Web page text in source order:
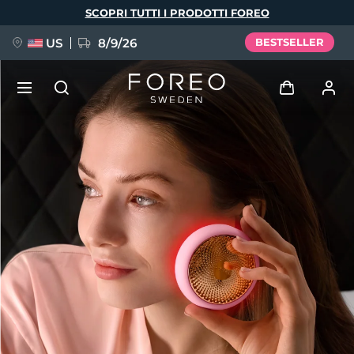
SCOPRI TUTTI I PRODOTTI FOREO
US 8/9/26 BESTSELLER
Accedi
Profilo utente
I miei dispositivi
I miei ordini
I miei indirizzi
I miei abbonamenti
NUOVO
FAQ™ Pure Beauty-Tech Elixir
BREAKING NEWS
issa™ Teeth Whitening Set
Lingua
Deutsch
Español
Français
Italiano
Português
Polski
Svenska
Русский
Türkçe
简体中文 繁體中文